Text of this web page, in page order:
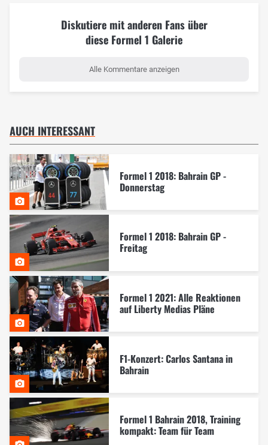
Diskutiere mit anderen Fans über
diese Formel 1 Galerie
Alle Kommentare anzeigen
AUCH INTERESSANT
Formel 1 2018: Bahrain GP -
Donnerstag
Formel 1 2018: Bahrain GP -
Freitag
Formel 1 2021: Alle Reaktionen
auf Liberty Medias Pläne
F1-Konzert: Carlos Santana in
Bahrain
Formel 1 Bahrain 2018, Training
kompakt: Team für Team